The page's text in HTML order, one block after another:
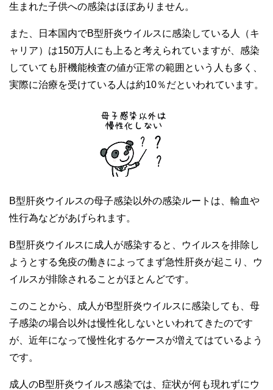
生まれた子供への感染はほぼありません。
また、日本国内でB型肝炎ウイルスに感染している人（キ
ャリア）は150万人にも上ると考えられていますが、感染
していても肝機能検査の値が正常の範囲という人も多く、
実際に治療を受けている人は約10％だといわれています。
B型肝炎ウイルスの母子感染以外の感染ルートは、輸血や
性行為などがあげられます。
B型肝炎ウイルスに成人が感染すると、ウイルスを排除し
ようとする免疫の働きによってまず急性肝炎が起こり、ウ
イルスが排除されることがほとんどです。
このことから、成人がB型肝炎ウイルスに感染しても、母
子感染の場合以外は慢性化しないといわれてきたのです
が、近年になって慢性化するケースが増えてはているよう
です。
成人のB型肝炎ウイルス感染では、症状が何も現れずにウ